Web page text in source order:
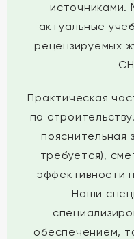
источниками.
актуальные
рецензируемых
Практическая
по
пояснительная
требуется),
эффективности
Наши
обеспечением,